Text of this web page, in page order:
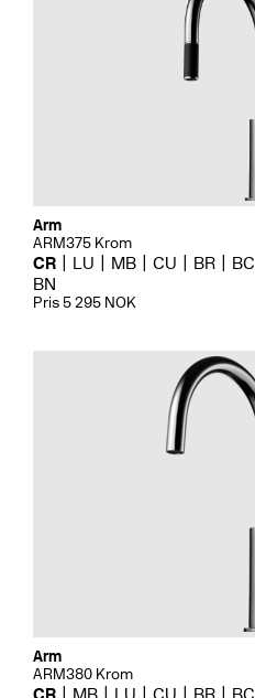
Arm
ARM375 Krom
CR LU MB CU BR BC
BN
Pris 5 295 NOK
Arm
ARM380 Krom